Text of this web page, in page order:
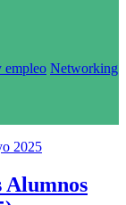
empleo Networking
Alumnos